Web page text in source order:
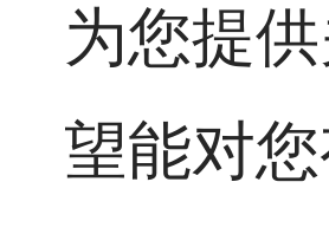
为您提
望能对您